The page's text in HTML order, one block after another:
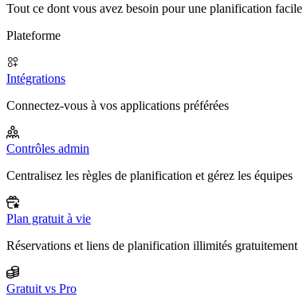
Tout ce dont vous avez besoin pour une planification facile
Plateforme
Intégrations
Connectez-vous à vos applications préférées
Contrôles admin
Centralisez les règles de planification et gérez les équipes
Plan gratuit à vie
Réservations et liens de planification illimités gratuitement
Gratuit vs Pro